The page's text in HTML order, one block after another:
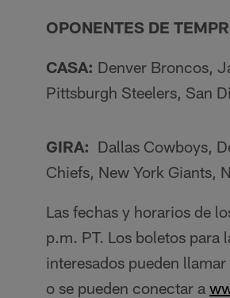
OPONENTES DE
CASA: Denver Broncos,
Pittsburgh Steelers, San
GIRA: Dallas Cowboys,
Chiefs, New York Giants,
Las fechas y horarios de
p.m. PT. Los boletos para
interesados pueden
o se pueden conectar a